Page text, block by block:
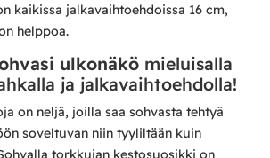
kaikissa jalkavaihtoehdoissa 16 cm,
helppoa.
ulkonäkö mieluisalla
ja jalkavaihtoehdolla!
on neljä, joilla saa sohvasta tehtyä
soveltuvan niin tyyliltään kuin
torkkujan kestosuosikki on